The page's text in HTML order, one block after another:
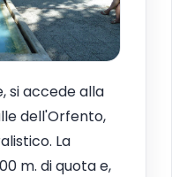
si accede alla
dell'Orfento,
La
m. di quota e,